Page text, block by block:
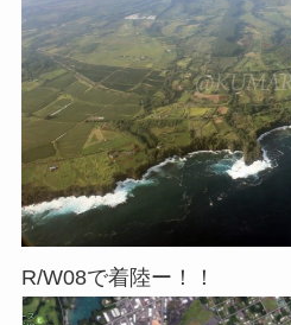
R/W08で着陸ー！！